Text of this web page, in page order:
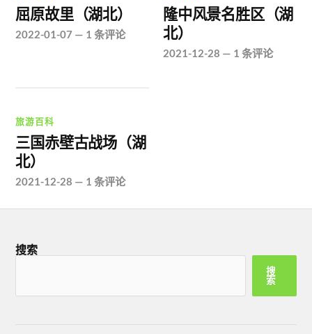
屈原故里（湖北）
2022-01-07 — 1 条评论
隆中风景名胜区（湖
北）
2021-12-28 — 1 条评论
旅游百科
三国赤壁古战场（湖
北）
2021-12-28 — 1 条评论
搜索
搜
索